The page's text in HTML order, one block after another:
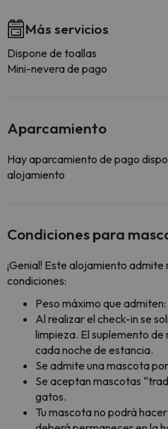
Más servicios
Dispone de toallas
Mini-nevera de pago
Aparcamiento
Hay aparcamiento de pago
alojamiento
Condiciones para
¡Genial! Este alojamiento
condiciones:
Peso máximo que
Al realizar el check-in se
limpieza. El suplemento
cada noche de estancia.
Se admite una mascota
Se aceptan mascotas
gatos.
Tu mascota no podrá